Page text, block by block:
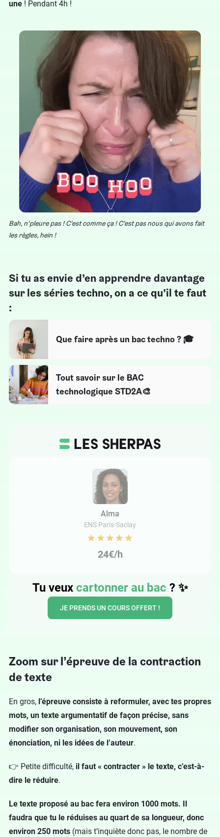
une ! Pendant 4h !
Bah, n’pleure pas ! C’est comme ça ! C’est pas nous qui avons fait
les règles, hein !
Si tu as envie d’en apprendre davantage
sur les séries techno, on a ce qu’il te faut
:
Que faire après un bac techno ? 🎓
Tout savoir sur le BAC
technologique STD2A🎨
Alma
ENS Paris-Saclay
24€/h
Tu veux cartonner au bac ? ✨
JE PRENDS UN COURS OFFERT !
Zoom sur l’épreuve de la contraction
de texte
En gros, l’épreuve consiste à reformuler, avec tes propres
mots, un texte argumentatif de façon précise, sans
modifier son organisation, son mouvement, son
énonciation, ni les idées de l’auteur.
👉 Petite difficulté, il faut « contracter » le texte, c’est-à-
dire le réduire.
Le texte proposé au bac fera environ 1000 mots. Il
faudra que tu le réduises au quart de sa longueur, donc
environ 250 mots (mais t’inquiète donc pas, le nombre de